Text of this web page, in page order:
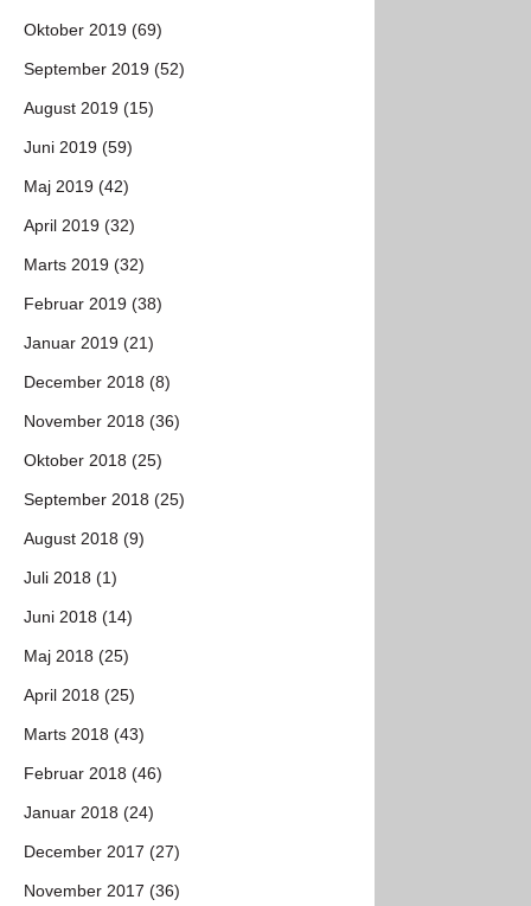
Oktober 2019 (69)
September 2019 (52)
August 2019 (15)
Juni 2019 (59)
Maj 2019 (42)
April 2019 (32)
Marts 2019 (32)
Februar 2019 (38)
Januar 2019 (21)
December 2018 (8)
November 2018 (36)
Oktober 2018 (25)
September 2018 (25)
August 2018 (9)
Juli 2018 (1)
Juni 2018 (14)
Maj 2018 (25)
April 2018 (25)
Marts 2018 (43)
Februar 2018 (46)
Januar 2018 (24)
December 2017 (27)
November 2017 (36)